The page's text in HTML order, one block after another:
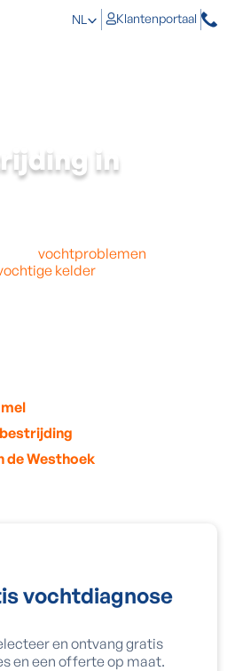
NL Klantenportaal
in
vochtproblemen
kelder
de Westhoek
vochtdiagnose
en ontvang gratis
en een offerte op maat.